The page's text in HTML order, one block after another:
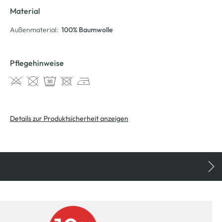
Material
Außenmaterial: 100% Baumwolle
Pflegehinweise
Details zur Produktsicherheit anzeigen